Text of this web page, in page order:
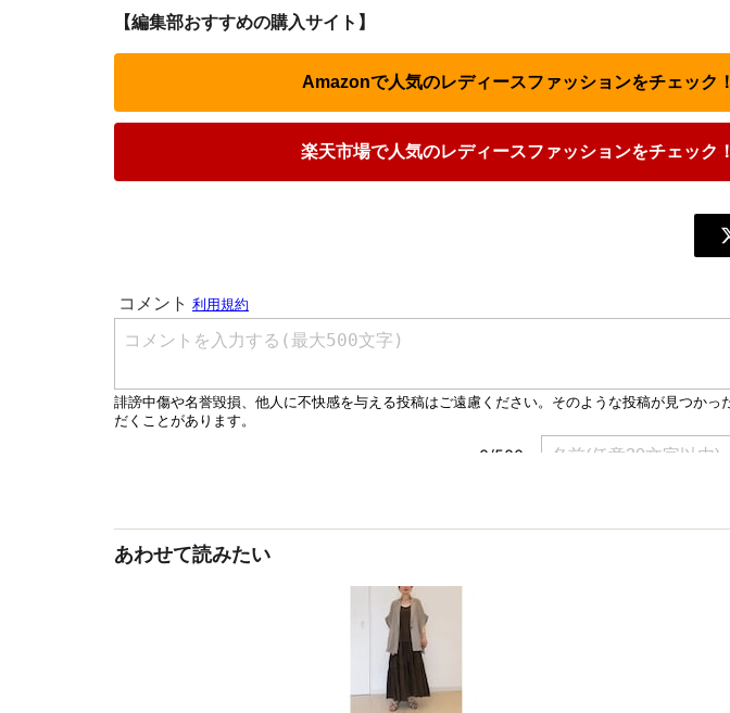
【編集部おすすめの購入サイト】
Amazonで人気のレディースファッションをチェック！
楽天市場で人気のレディースファッションをチェック！
あわせて読みたい